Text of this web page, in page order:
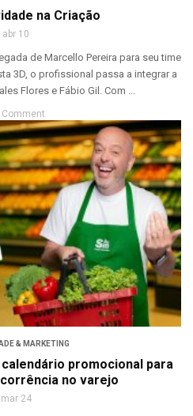
na Criação
abr 10
de Marcello Pereira para seu time
3D, o profissional passa a integrar a
Flores e Fábio Gil. Com ...
Comment
& MARKETING
promocional para
no varejo
mar 24